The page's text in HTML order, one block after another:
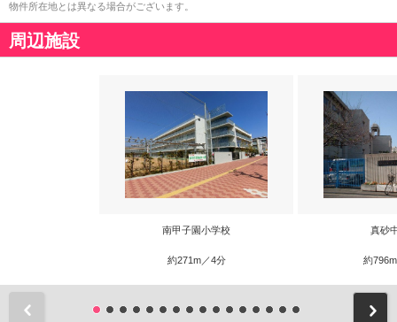
物件所在地とは異なる場合がございます。
周辺施設
南甲子園小学校
約271m／4分
真砂
約